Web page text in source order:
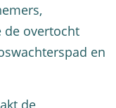
de overtocht
en
de